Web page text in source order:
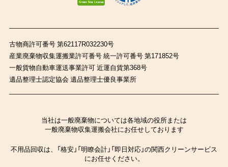
古物商許可番号 第62117R032230号
産業廃棄物収集運搬業許可番号 統一許可番号 第171852号
一般貨物自動車運送事業許可 近運自貨第368号
遺品整理士認定協会 遺品整理士優良事業所
当社は一般廃棄物については各地域の役所または
一般廃棄物収集運搬会社にお任せしております
不用品回収は、「格安」「明瞭会計」「即日対応」の関西クリーンサービス
にお任せください。